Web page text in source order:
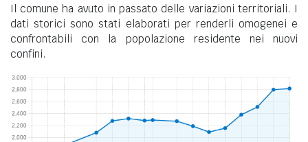
Il comune ha avuto in passato delle variazioni territoriali. I
dati storici sono stati elaborati per renderli omogenei e
confrontabili con la popolazione residente nei nuovi
confini.